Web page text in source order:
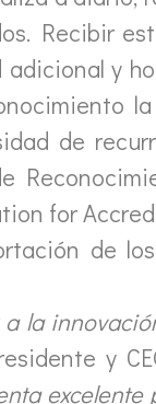
Recibir
y
de
for
de
la
y
excelente